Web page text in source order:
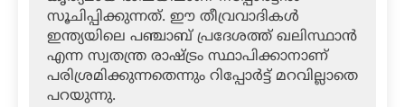
സൂചിപ്പിക്കുന്നത്. ഈ തീവ്രവാദികള്‍
ഇന്ത്യയിലെ പഞ്ചാബ് പ്രദേശത്ത് ഖലിസ്ഥാന്‍
എന്ന സ്വതന്ത്ര രാഷ്ട്രം സ്ഥാപിക്കാനാണ്
പരിശ്രമിക്കുന്നതെന്നും റിപ്പോര്‍ട്ട് മറവില്ലാതെ
പറയുന്നു.